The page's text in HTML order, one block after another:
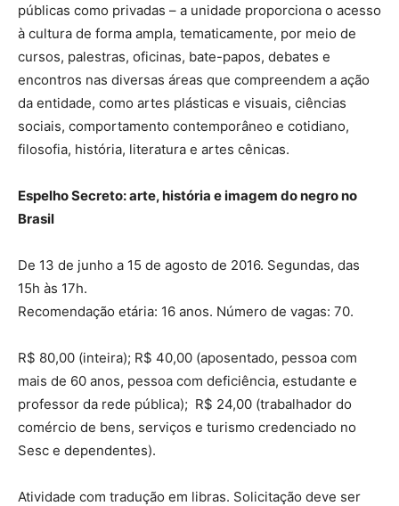
públicas como privadas – a unidade proporciona o acesso
à cultura de forma ampla, tematicamente, por meio de
cursos, palestras, oficinas, bate-papos, debates e
encontros nas diversas áreas que compreendem a ação
da entidade, como artes plásticas e visuais, ciências
sociais, comportamento contemporâneo e cotidiano,
filosofia, história, literatura e artes cênicas.
Espelho Secreto: arte, história e imagem do negro no
Brasil
De 13 de junho a 15 de agosto de 2016. Segundas, das
15h às 17h.
Recomendação etária: 16 anos. Número de vagas: 70.
R$ 80,00 (inteira); R$ 40,00 (aposentado, pessoa com
mais de 60 anos, pessoa com deficiência, estudante e
professor da rede pública); R$ 24,00 (trabalhador do
comércio de bens, serviços e turismo credenciado no
Sesc e dependentes).
Atividade com tradução em libras. Solicitação deve ser